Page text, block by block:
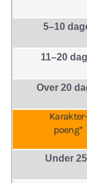
5–10
11–20
Over 20
Karakter-
poeng*
Under